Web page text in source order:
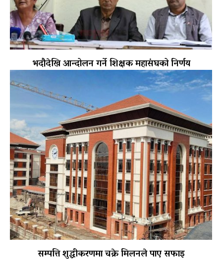
भदौदेखि आन्दोलन गर्ने शिक्षक महासंघको निर्णय
सम्पत्ति शुद्धीकरणमा चक्रे मिलनले पाए सफाइ